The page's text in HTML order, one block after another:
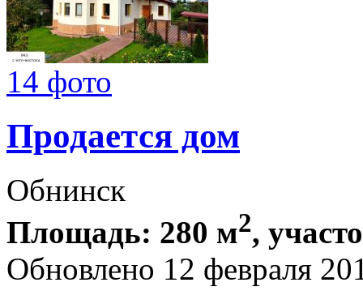
14 фото
Продается дом
Обнинск
Площадь: 280 м2,
Обновлено 12 февраля